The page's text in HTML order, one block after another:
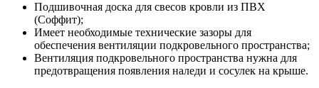
Подшивочная доска для свесов кровли из ПВХ
(Соффит);
Имеет необходимые технические зазоры для
обеспечения вентиляции подкровельного пространства;
Вентиляция подкровельного пространства нужна для
предотвращения появления наледи и сосулек на крыше.